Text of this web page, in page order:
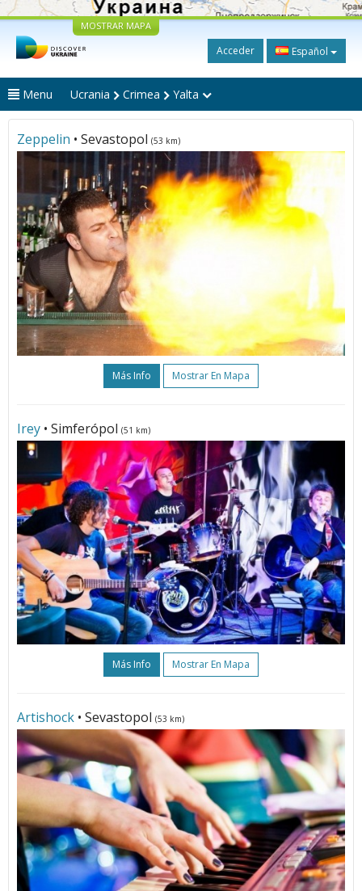
MOSTRAR MAPA
Acceder Español
Menu Ucrania Crimea Yalta
Zeppelin • Sevastopol (53 km)
Más Info Mostrar En Mapa
Irey • Simferópol (51 km)
Más Info Mostrar En Mapa
Artishock • Sevastopol (53 km)